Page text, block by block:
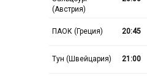
(Австрия)
ПАОК (Греция) 20:45
Тун (Швейцария) 21:00